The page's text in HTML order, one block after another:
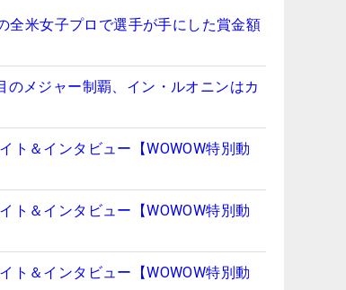
米女子プロで選手が手にした賞金額
のメジャー制覇、イン・ルオニンはカ
ト＆インタビュー【WOWOW特別動
ト＆インタビュー【WOWOW特別動
ト＆インタビュー【WOWOW特別動